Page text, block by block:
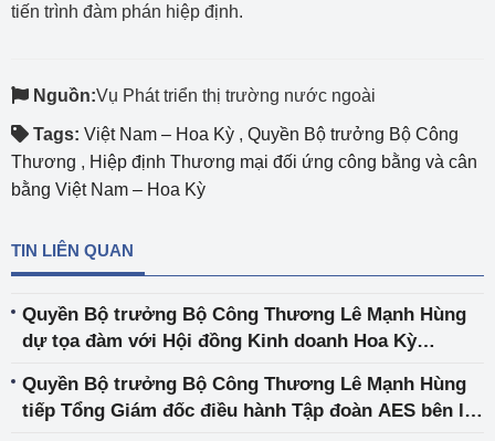
tiến trình đàm phán hiệp định.
Nguồn:Vụ Phát triển thị trường nước ngoài
Tags: Việt Nam – Hoa Kỳ , Quyền Bộ trưởng Bộ Công
Thương , Hiệp định Thương mại đối ứng công bằng và cân
bằng Việt Nam – Hoa Kỳ
TIN LIÊN QUAN
Quyền Bộ trưởng Bộ Công Thương Lê Mạnh Hùng
dự tọa đàm với Hội đồng Kinh doanh Hoa Kỳ
kinh tế - thương mại Việt Nam - Hoa Kỳ ổn định, dài
hạn và có thể dự báo
Quyền Bộ trưởng Bộ Công Thương Lê Mạnh Hùng
tiếp Tổng Giám đốc điều hành Tập đoàn AES bên lề